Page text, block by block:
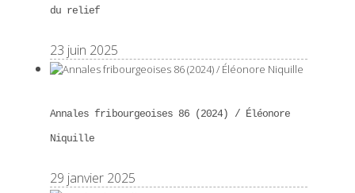
du relief
23 juin 2025
Annales fribourgeoises 86 (2024) / Éléonore
Niquille
29 janvier 2025